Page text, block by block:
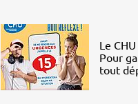
Le
Pour
tout